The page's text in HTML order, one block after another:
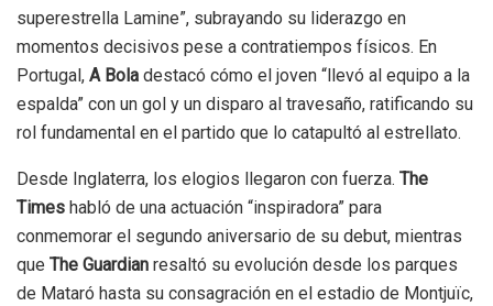
superestrella Lamine”, subrayando su liderazgo en
momentos decisivos pese a contratiempos físicos. En
Portugal, A Bola destacó cómo el joven “llevó al equipo a la
espalda” con un gol y un disparo al travesaño, ratificando su
rol fundamental en el partido que lo catapultó al estrellato.
Desde Inglaterra, los elogios llegaron con fuerza. The
Times habló de una actuación “inspiradora” para
conmemorar el segundo aniversario de su debut, mientras
que The Guardian resaltó su evolución desde los parques
de Mataró hasta su consagración en el estadio de Montjuïc,